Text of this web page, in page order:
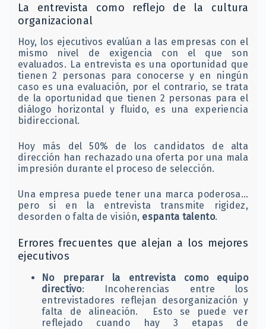
La entrevista como reflejo de la cultura
organizacional
Hoy, los ejecutivos evalúan a las empresas con el
mismo nivel de exigencia con el que son
evaluados. La entrevista es una oportunidad que
tienen 2 personas para conocerse y en ningún
caso es una evaluación, por el contrario, se trata
de la oportunidad que tienen 2 personas para el
diálogo horizontal y fluido, es una experiencia
bidireccional.
Hoy más del 50% de los candidatos de alta
dirección han rechazado una oferta por una mala
impresión durante el proceso de selección.
Una empresa puede tener una marca poderosa…
pero si en la entrevista transmite rigidez,
desorden o falta de visión, espanta talento.
Errores frecuentes que alejan a los mejores
ejecutivos
No preparar la entrevista como equipo
directivo: Incoherencias entre los
entrevistadores reflejan desorganización y
falta de alineación. Esto se puede ver
reflejado cuando hay 3 etapas de